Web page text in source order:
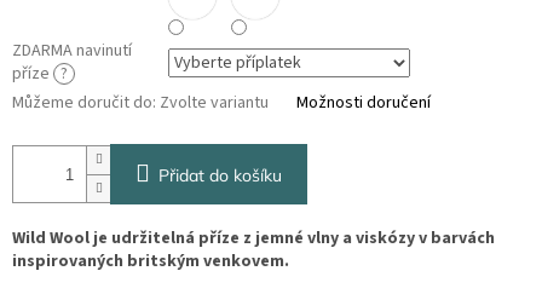
ZDARMA navinutí
příze ?
Můžeme doručit do: Zvolte variantu Možnosti doručení
Přidat do košíku
Wild Wool je udržitelná příze z jemné vlny a viskózy v barvách
inspirovaných britským venkovem.